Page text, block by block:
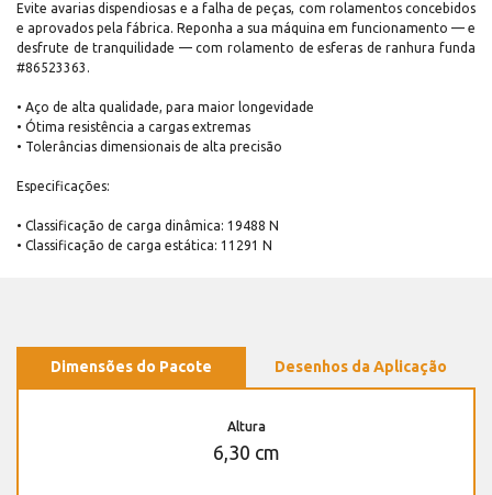
Evite avarias dispendiosas e a falha de peças, com rolamentos concebidos
e aprovados pela fábrica. Reponha a sua máquina em funcionamento — e
desfrute de tranquilidade — com rolamento de esferas de ranhura funda
#86523363.
• Aço de alta qualidade, para maior longevidade
• Ótima resistência a cargas extremas
• Tolerâncias dimensionais de alta precisão
Especificações:
• Classificação de carga dinâmica: 19488 N
• Classificação de carga estática: 11291 N
Dimensões do Pacote Desenhos da Aplicação
Altura
6,30 cm